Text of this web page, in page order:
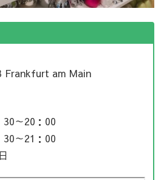
Frankfurt am Main
～20：00
～21：00